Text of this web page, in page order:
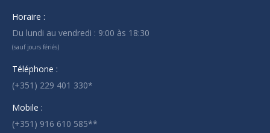
Horaire :
Du lundi au vendredi : 9:00 às 18:30
(sauf jours fériés)
Téléphone :
(+351) 229 401 330*
Mobile :
(+351) 916 610 585**